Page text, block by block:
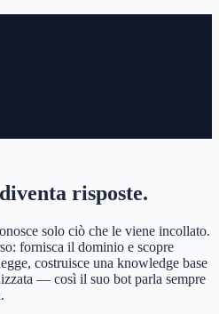
risposte.
solo ciò che le viene incollato.
fornisca il dominio e scopre
costruisce una knowledge base
— così il suo bot parla sempre